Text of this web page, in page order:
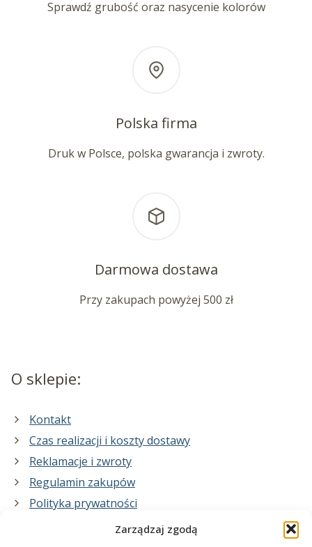
Zarządzaj zgodą
Sprawdź grubość oraz nasycenie kolorów
Polska firma
Druk w Polsce, polska gwarancja i zwroty.
Darmowa dostawa
Przy zakupach powyżej 500 zł
O sklepie:
Kontakt
Czas realizacji i koszty dostawy
Reklamacje i zwroty
Regulamin zakupów
Polityka prywatności